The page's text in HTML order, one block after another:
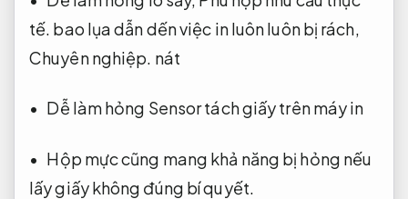
tế. bao lụa dẫn dến việc in luôn luôn bị rách,
Chuyên nghiệp. nát
• Dễ làm hỏng Sensor tách giấy trên máy in
• Hộp mực cũng mang khả năng bị hỏng nếu
lấy giấy không đúng bí quyết.